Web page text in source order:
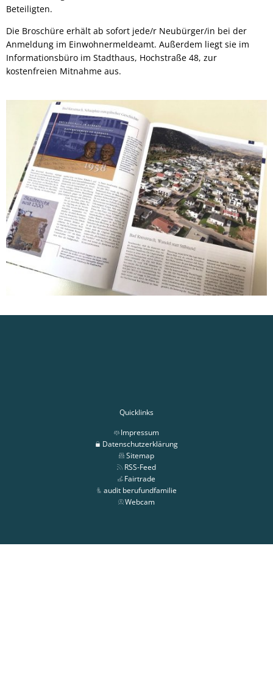
Beteiligten.
Die Broschüre erhält ab sofort jede/r Neubürger/in bei der
Anmeldung im Einwohnermeldeamt. Außerdem liegt sie im
Informationsbüro im Stadthaus, Hochstraße 48, zur
kostenfreien Mitnahme aus.
Quicklinks
Impressum
Datenschutzerklärung
Sitemap
RSS-Feed
Fairtrade
audit berufundfamilie
Webcam